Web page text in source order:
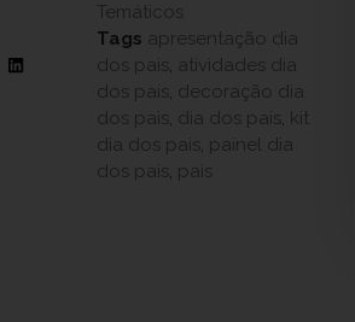
Temáticos
Tags apresentação dia
dos pais, atividades dia
dos pais, decoração dia
dos pais, dia dos pais, kit
dia dos pais, painel dia
dos pais, pais